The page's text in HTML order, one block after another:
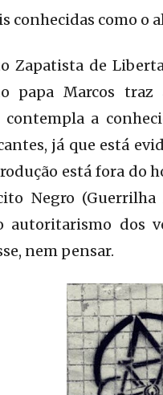
conhecidas como o
Zapatista de
papa Marcos
a
já que está
está fora do
Negro
autoritarismo dos
nem pensar.